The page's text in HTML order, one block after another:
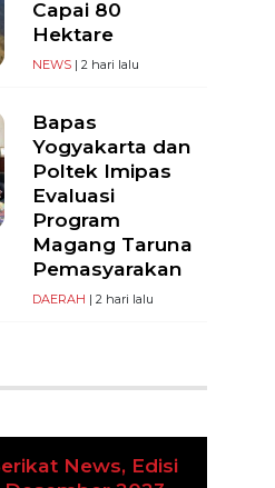
Capai 80
Hektare
NEWS | 2 hari lalu
Bapas
Yogyakarta dan
Poltek Imipas
Evaluasi
Program
Magang Taruna
Pemasyarakan
DAERAH | 2 hari lalu